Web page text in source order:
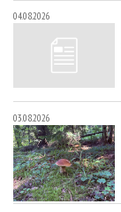
04.08.2026
03.08.2026